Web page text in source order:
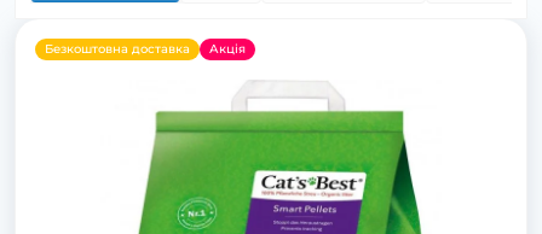
Безкоштовна доставка Акція